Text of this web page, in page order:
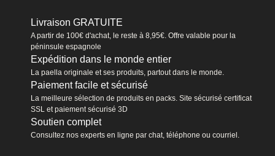
Livraison GRATUITE
A partir de 100€ d'achat, le reste à 8,95€. Offre valable pour la
péninsule espagnole
Expédition dans le monde entier
La paella originale et ses produits, partout dans le monde.
Paiement facile et sécurisé
La meilleure sélection de produits en packs. Site sécurisé certificat
SSL et paiement sécurisé 3D
Soutien complet
Consultez nos experts en ligne par chat, téléphone ou courriel.